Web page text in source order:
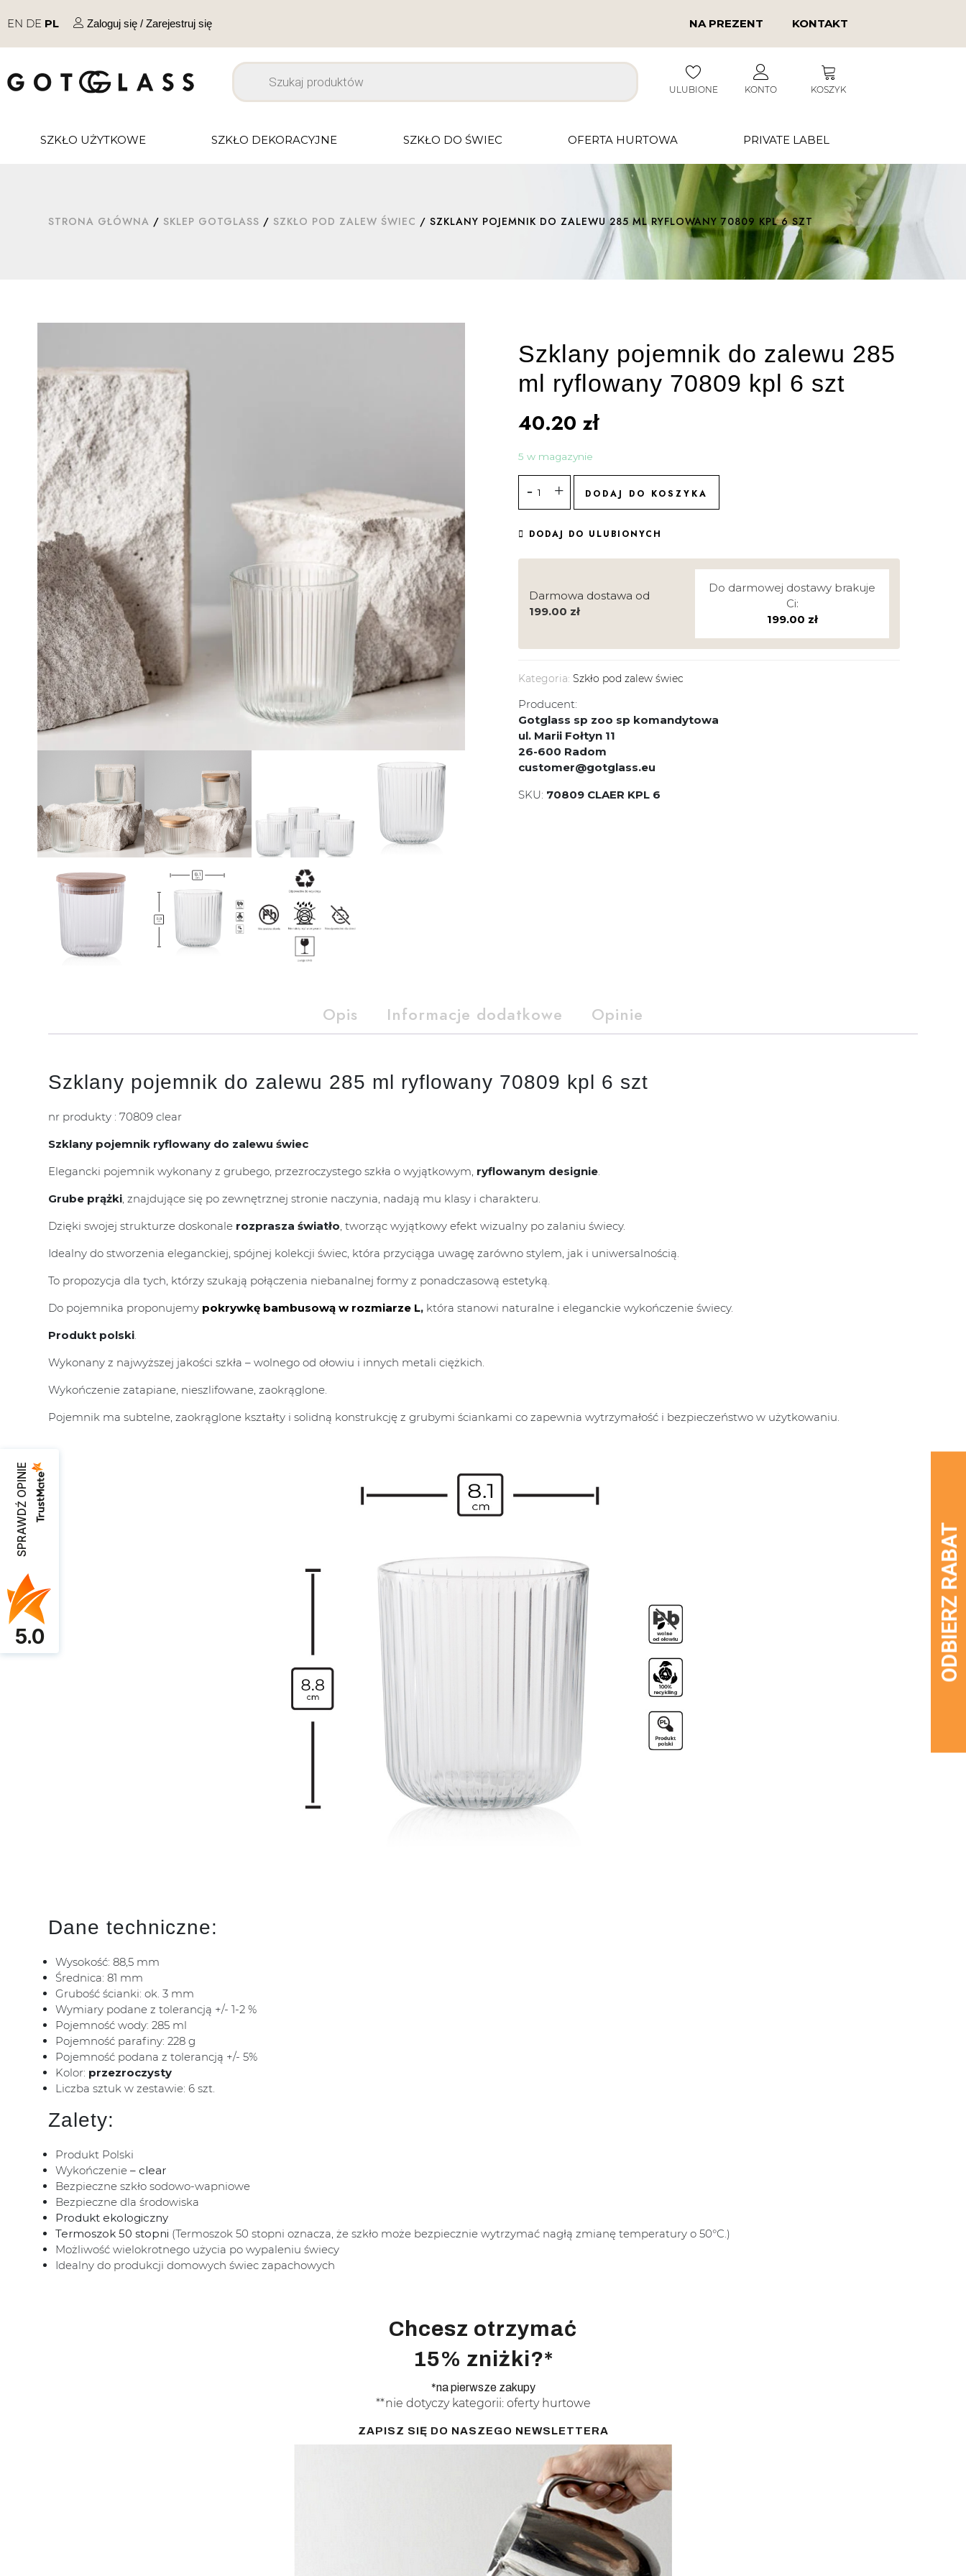
EN DE PL Zaloguj się / Zarejestruj się NA PREZENT KONTAKT
ULUBIONE KONTO KOSZYK
SZKŁO UŻYTKOWE SZKŁO DEKORACYJNE SZKŁO DO ŚWIEC OFERTA HURTOWA PRIVATE LABEL
STRONA GŁÓWNA / SKLEP GOTGLASS / SZKŁO POD ZALEW ŚWIEC / SZKLANY POJEMNIK DO ZALEWU 285 ML RYFLOWANY 70809 KPL 6 SZT
Szklany pojemnik do zalewu 285
ml ryflowany 70809 kpl 6 szt
40.20 zł
5 w magazynie
DODAJ DO KOSZYKA
DODAJ DO ULUBIONYCH
Darmowa dostawa od
199.00 zł
Do darmowej dostawy brakuje
Ci:
199.00 zł
Kategoria:Szkło pod zalew świec
Producent:
Gotglass sp zoo sp komandytowa
ul. Marii Fołtyn 11
26-600 Radom
customer@gotglass.eu
SKU: 70809 CLAER KPL 6
Opis Informacje dodatkowe Opinie
Szklany pojemnik do zalewu 285 ml ryflowany 70809 kpl 6 szt
nr produkty : 70809 clear
Szklany pojemnik ryflowany do zalewu świec
Elegancki pojemnik wykonany z grubego, przezroczystego szkła o wyjątkowym, ryflowanym designie
Grube prążki , znajdujące się po zewnętrznej stronie naczynia, nadają mu klasy i charakteru.
Dzięki swojej strukturze doskonale rozprasza światło , tworząc wyjątkowy efekt wizualny po zalaniu świecy.
Idealny do stworzenia eleganckiej, spójnej kolekcji świec, która przyciąga uwagę zarówno stylem, jak i uniwersalnością.
To propozycja dla tych, którzy szukają połączenia niebanalnej formy z ponadczasową estetyką.
Do pojemnika proponujemy pokrywkę bambusową w rozmiarze L, która stanowi naturalne i eleganckie wykończenie świecy.
Produkt polski
Wykonany z najwyższej jakości szkła – wolnego od ołowiu i innych metali ciężkich.
Wykończenie zatapiane, nieszlifowane, zaokrąglone.
Pojemnik ma subtelne, zaokrąglone kształty i solidną konstrukcję z grubymi ściankami co zapewnia wytrzymałość i bezpieczeństwo w użytkowaniu.
Dane techniczne:
Wysokość: 88,5 mm
Średnica: 81 mm
Grubość ścianki: ok. 3 mm
Wymiary podane z tolerancją +/- 1-2 %
Pojemność wody: 285 ml
Pojemność parafiny: 228 g
Pojemność podana z tolerancją +/- 5%
Kolor: przezroczysty
Liczba sztuk w zestawie: 6 szt.
Zalety:
Produkt Polski
Wykończenie – clear
Bezpieczne szkło sodowo-wapniowe
Bezpieczne dla środowiska
Produkt ekologiczny
Termoszok 50 stopni (Termoszok 50 stopni oznacza, że szkło może bezpiecznie wytrzymać nagłą zmianę temperatury o 50°C.)
Możliwość wielokrotnego użycia po wypaleniu świecy
Idealny do produkcji domowych świec zapachowych
Chcesz otrzymać
15% zniżki?*
*na pierwsze zakupy
**nie dotyczy kategorii: oferty hurtowe
ZAPISZ SIĘ DO NASZEGO NEWSLETTERA
SPRAWDŹ OPINIE
5.0